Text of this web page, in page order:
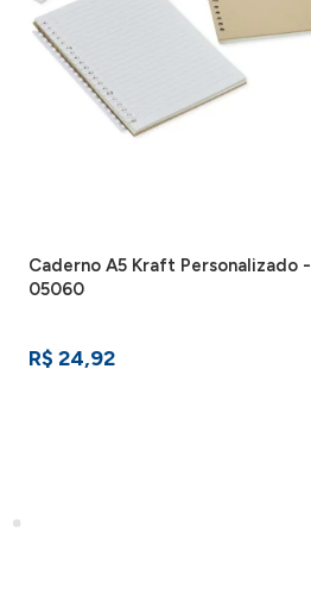
Caderno A5 Kraft Personalizado -
05060
R$ 24,92